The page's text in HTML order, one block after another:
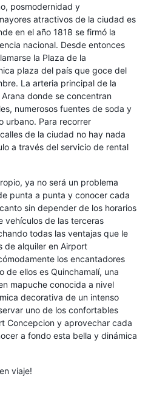
posmodernidad y
atractivos de la ciudad es
en el año 1818 se firmó la
nacional. Desde entonces
la Plaza de la
plaza del país que goce del
La arteria principal de la
donde se concentran
numerosos fuentes de soda y
urbano. Para recorrer
de la ciudad no hay nada
a través del servicio de rental
ya no será un problema
punta a punta y conocer cada
sin depender de los horarios
vehículos de las terceras
todas las ventajas que le
de alquiler en Airport
los encantadores
de ellos es Quinchamalí, una
mapuche conocida a nivel
decorativa de un intenso
uno de los confortables
Concepcion y aprovechar cada
a fondo esta bella y dinámica
viaje!